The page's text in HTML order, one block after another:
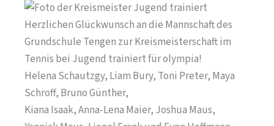
Herzlichen Glückwunsch an die Mannschaft des
Grundschule Tengen zur Kreismeisterschaft im
Tennis bei Jugend trainiert für olympia!
Helena Schautzgy, Liam Bury, Toni Preter, Maya
Schroff, Bruno Günther,
Kiana Isaak, Anna-Lena Maier, Joshua Maus,